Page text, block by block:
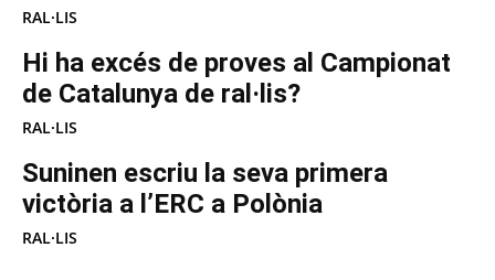
RAL·LIS
Hi ha excés de proves al Campionat
de Catalunya de ral·lis?
RAL·LIS
Suninen escriu la seva primera
victòria a l’ERC a Polònia
RAL·LIS